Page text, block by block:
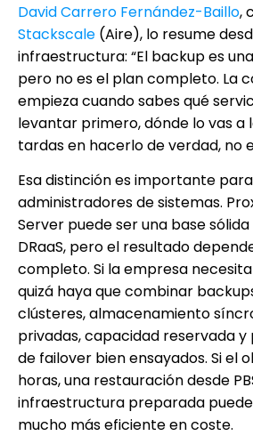
David Carrero Fernández-Baillo,
Stackscale (Aire), lo resume
infraestructura: “El backup es
pero no es el plan completo. La
empieza cuando sabes qué
levantar primero, dónde lo vas
tardas en hacerlo de verdad, no
Esa distinción es importante
administradores de sistemas.
Server puede ser una base
DRaaS, pero el resultado
completo. Si la empresa
quizá haya que combinar
clústeres, almacenamiento
privadas, capacidad reservada
de failover bien ensayados. Si el
horas, una restauración desde
infraestructura preparada
mucho más eficiente en coste.